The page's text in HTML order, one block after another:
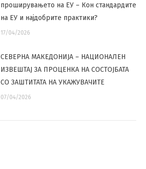
проширувањето на ЕУ – Кон стандардите
на ЕУ и најдобрите практики?
17/04/2026
СЕВЕРНА МАКЕДОНИЈА – НАЦИОНАЛЕН
ИЗВЕШТАЈ ЗА ПРОЦЕНКА НА СОСТОЈБАТА
СО ЗАШТИТАТА НА УКАЖУВАЧИТЕ
07/04/2026